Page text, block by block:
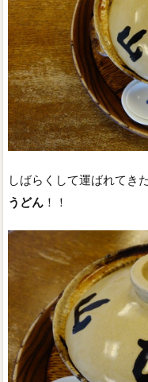
しばらくして運ばれてき
うどん ！！